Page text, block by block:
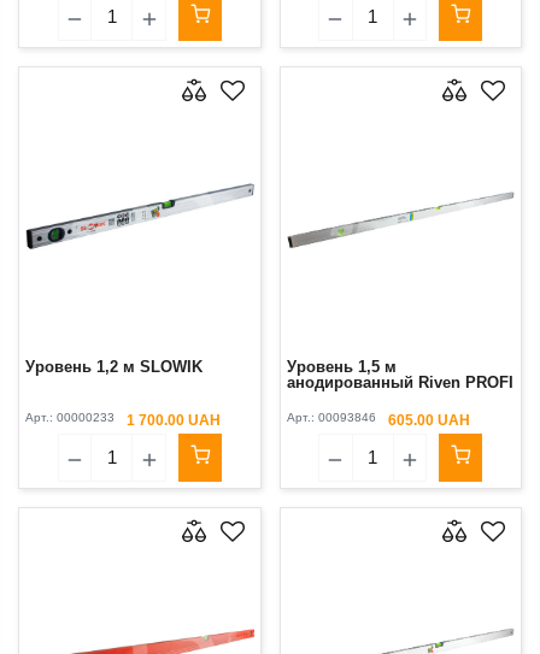
Уровень 1,2 м SLOWIK
Арт.: 00000233 1 700.00 UAH
Уровень 1,5 м
анодированный Riven PROFI
Арт.: 00093846 605.00 UAH